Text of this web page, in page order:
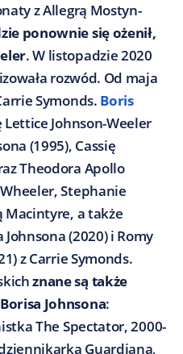
z Allegrą Mostyn-
ponownie się ożenił,
. W listopadzie 2020
rozwód. Od maja
Symonds. Boris
Lettice Johnson-Weeler
(1995), Cassię
Theodora Apollo
Stephanie
Macintyre, a także
(2020) i Romy
z Carrie Symonds.
znane są także
Johnsona:
The Spectator, 2000-
Guardiana,